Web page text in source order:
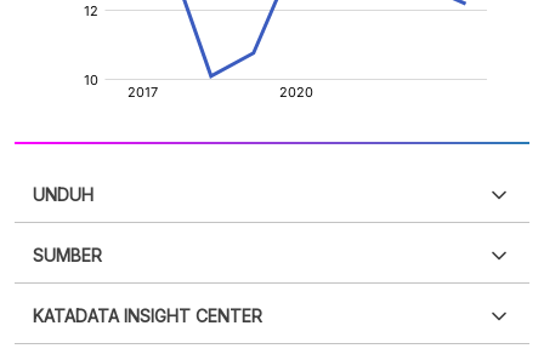
UNDUH
XLS
SUMBER
punya akun?Silakan Daftar sekarang
KATADATA INSIGHT CENTER